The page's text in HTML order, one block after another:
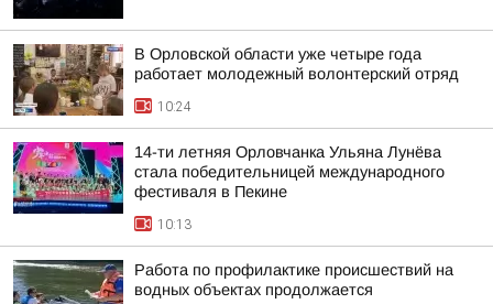
В Орловской области уже четыре года
работает молодежный волонтерский отряд
10:24
14-ти летняя Орловчанка Ульяна Лунёва
стала победительницей международного
фестиваля в Пекине
10:13
Работа по профилактике происшествий на
водных объектах продолжается